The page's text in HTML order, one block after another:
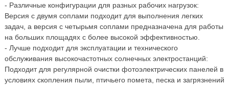
- Различные конфигурации для разных рабочих нагрузок:
Версия с двумя соплами подходит для выполнения легких
задач, а версия с четырьмя соплами предназначена для работы
на больших площадях с более высокой эффективностью.
- Лучше подходит для эксплуатации и технического
обслуживания высокочастотных солнечных электростанций:
Подходит для регулярной очистки фотоэлектрических панелей в
условиях скопления пыли, птичьего помета, песка и загрязнений